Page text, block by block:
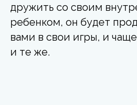
дружить со своим
ребенком, он будет
вами в свои игры, и
и те же.